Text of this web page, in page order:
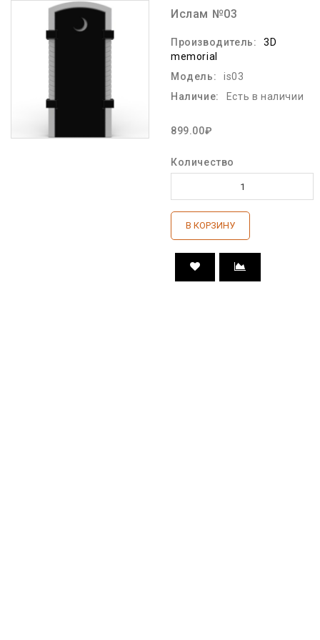
Ислам №03
Производитель:
3D
memorial
Модель:
is03
Наличие:
Есть в наличии
899.00₽
Количество
В КОРЗИНУ